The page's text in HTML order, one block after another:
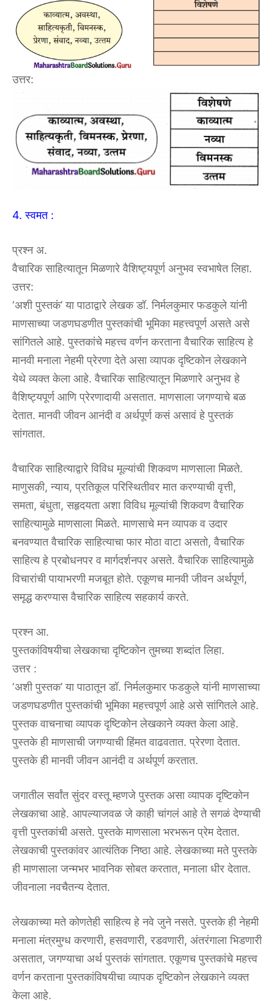
उत्तर:
4. स्वमत :
प्रश्न अ.
वैचारिक साहित्यातून मिळणारे वैशिष्ट्यपूर्ण अनुभव स्वभाषेत लिहा.
उत्तर:
‘अशी पुस्तकं’ या पाठाद्वारे लेखक डॉ. निर्मलकुमार फडकुले यांनी
माणसाच्या जडणघडणीत पुस्तकांची भूमिका महत्त्वपूर्ण असते असे
सांगितले आहे. पुस्तकांचे महत्त्व वर्णन करताना वैचारिक साहित्य हे
मानवी मनाला नेहमी प्रेरणा देते असा व्यापक दृष्टिकोन लेखकाने
येथे व्यक्त केला आहे. वैचारिक साहित्यातून मिळणारे अनुभव हे
वैशिष्ट्यपूर्ण आणि प्रेरणादायी असतात. माणसाला जगण्याचे बळ
देतात. मानवी जीवन आनंदी व अर्थपूर्ण कसं असावं हे पुस्तकं
सांगतात.
वैचारिक साहित्याद्वारे विविध मूल्यांची शिकवण माणसाला मिळते.
माणुसकी, न्याय, प्रतिकूल परिस्थितीवर मात करण्याची वृत्ती,
समता, बंधुता, सहृदयता अशा विविध मूल्यांची शिकवण वैचारिक
साहित्यामुळे माणसाला मिळते. माणसाचे मन व्यापक व उदार
बनवण्यात वैचारिक साहित्याचा फार मोठा वाटा असतो, वैचारिक
साहित्य हे प्रबोधनपर व मार्गदर्शनपर असते. वैचारिक साहित्यामुळे
विचारांची पायाभरणी मजबूत होते. एकूणच मानवी जीवन अर्थपूर्ण,
समृद्ध करण्यास वैचारिक साहित्य सहकार्य करते.
प्रश्न आ.
पुस्तकांविषयीचा लेखकाचा दृष्टिकोन तुमच्या शब्दांत लिहा.
उत्तर :
‘अशी पुस्तक’ या पाठातून डॉ. निर्मलकुमार फडकुले यांनी माणसाच्या
जडणघडणीत पुस्तकांची भूमिका महत्त्वपूर्ण आहे असे सांगितले आहे.
पुस्तक वाचनाचा व्यापक दृष्टिकोन लेखकाने व्यक्त केला आहे.
पुस्तके ही माणसाची जगण्याची हिंमत वाढवतात. प्रेरणा देतात.
पुस्तके ही मानवी जीवन आनंदी व अर्थपूर्ण करतात.
जगातील सर्वांत सुंदर वस्तू म्हणजे पुस्तक असा व्यापक दृष्टिकोन
लेखकाचा आहे. आपल्याजवळ जे काही चांगलं आहे ते सगळं देण्याची
वृत्ती पुस्तकांची असते. पुस्तके माणसाला भरभरून प्रेम देतात.
लेखकाची पुस्तकांवर आत्यंतिक निष्ठा आहे. लेखकाच्या मते पुस्तके
ही माणसाला जन्मभर भावनिक सोबत करतात, मनाला धीर देतात.
जीवनाला नवचैतन्य देतात.
लेखकाच्या मते कोणतेही साहित्य हे नवे जुने नसते. पुस्तके ही नेहमी
मनाला मंत्रमुग्ध करणारी, हसवणारी, रडवणारी, अंतरंगाला भिडणारी
असतात, जगण्याचा अर्थ पुस्तकं सांगतात. एकूणच पुस्तकांचे महत्त्व
वर्णन करताना पुस्तकांविषयीचा व्यापक दृष्टिकोन लेखकाने व्यक्त
केला आहे.